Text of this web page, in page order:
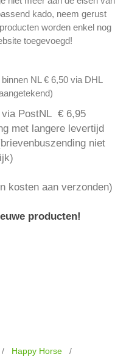
kado, neem gerust
worden enkel nog
toegevoegd!
NL € 6,50 via DHL
via PostNL € 6,95
met langere levertijd
niet
kosten aan verzonden)
producten!
/ Happy Horse
/